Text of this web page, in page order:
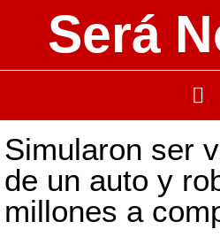
Será
Simularon ser
de un auto y
millones a